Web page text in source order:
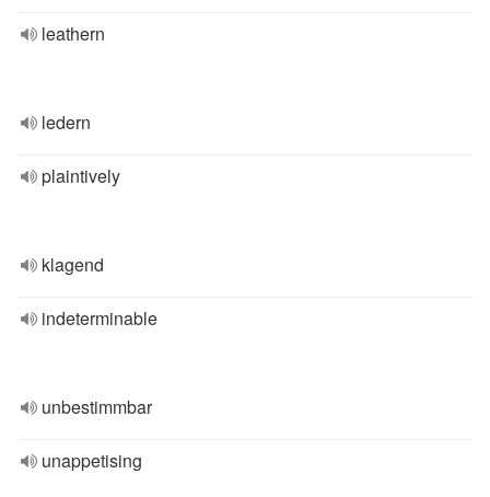
leathern
ledern
plaintively
klagend
indeterminable
unbestimmbar
unappetising